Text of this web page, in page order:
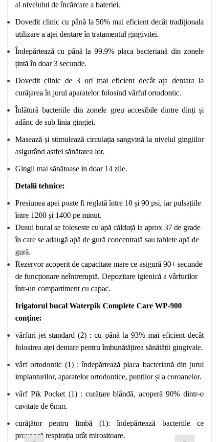
al nivelului de încărcare a bateriei.
Dovedit clinic cu până la 50% mai eficient decât tradiționala
utilizare a aței dentare în tratamentul gingivitei.
Îndepărtează cu până la 99.9% placa bacteriană din zonele
țintă în doar 3 secunde.
Dovedit clinic de 3 ori mai eficient decât ața dentara la
curățarea în jurul aparatelor folosind vârful ortodontic.
Înlătură bacteriile din zonele greu accesibile dintre dinți și
adânc de sub linia gingiei.
Masează și stimulează circulația sangvină la nivelul gingiilor
asigurând astfel sănătatea lor.
Gingii mai sănătoase in doar 14 zile.
Detalii tehnice:
Presiunea apei poate fi reglată între 10 și 90 psi, iar pulsațiile
între 1200 și 1400 pe minut.
Dusul bucal se foloseste cu apă călduță la aprox 37 de grade
în care se adaugă apă de gură concentrată sau tablete apă de
gură.
Rezervor acoperit de capacitate mare ce asigură 90+ secunde
de funcționare neîntreruptă. Depozitare igienică a vârfurilor
într-un compartiment cu capac.
Irigatorul bucal Waterpik Complete Care WP-900
conține:
vârfuri jet standard (2) : cu până la 93% mai eficient decât
folosirea aței dentare pentru îmbunătățirea sănătății gingivale.
vârf ortodontic (1) : îndepărtează placa bacteriană din jurul
implanturilor, aparatelor ortodontice, punților și a coroanelor.
vârf Pik Pocket (1) : curățare blândă, acoperă 90% dintr-o
cavitate de 6mm.
curățător pentru limbă (1): îndepărtează bacteriile ce
provoacă respirația urât mirositoare.